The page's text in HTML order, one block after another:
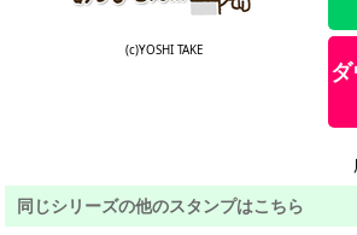
(c)YOSHI TAKE
同じシリーズの他のスタンプはこちら